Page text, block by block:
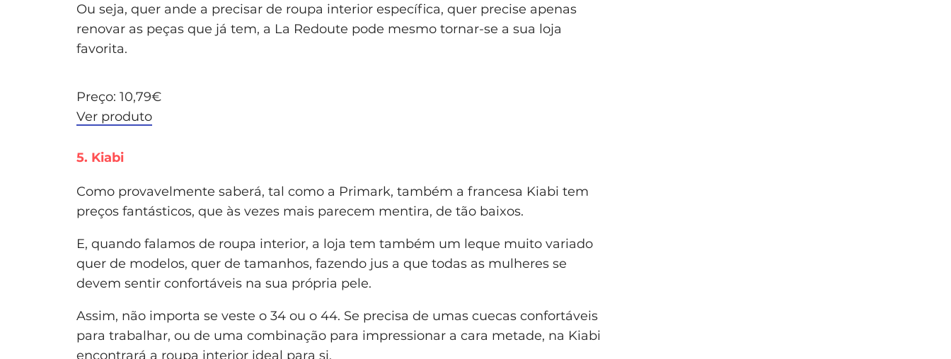
Ou seja, quer ande a precisar de roupa interior específica, quer precise apenas
renovar as peças que já tem, a La Redoute pode mesmo tornar-se a sua loja
favorita.
Preço: 10,79€
Ver produto
5. Kiabi
Como provavelmente saberá, tal como a Primark, também a francesa Kiabi tem
preços fantásticos, que às vezes mais parecem mentira, de tão baixos.
E, quando falamos de roupa interior, a loja tem também um leque muito variado
quer de modelos, quer de tamanhos, fazendo jus a que todas as mulheres se
devem sentir confortáveis na sua própria pele.
Assim, não importa se veste o 34 ou o 44. Se precisa de umas cuecas confortáveis
para trabalhar, ou de uma combinação para impressionar a cara metade, na Kiabi
encontrará a roupa interior ideal para si.